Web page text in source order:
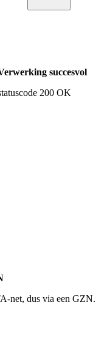
succesvol
200 OK
net, dus via een GZN.